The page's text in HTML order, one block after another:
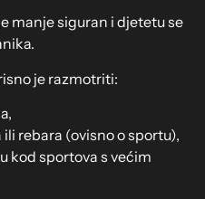
manje siguran i djetetu se
je razmotriti:
rebara (ovisno o sportu),
kod sportova s većim